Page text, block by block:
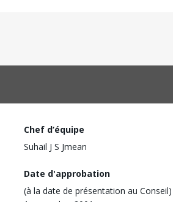
Chef d’équipe
Suhail J S Jmean
Date d'approbation
(à la date de présentation au Conseil)